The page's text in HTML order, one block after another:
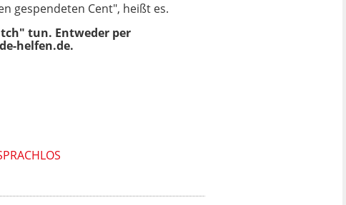
gespendeten Cent", heißt es.
tun. Entweder per
helfen.de.